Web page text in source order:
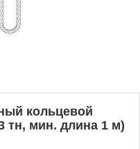
кольцевой
тн, мин. длина 1 м)